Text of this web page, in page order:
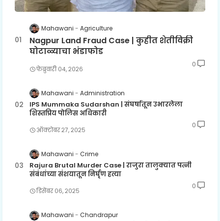
Mahawani Agriculture
Nagpur Land Fraud Case | कुहीत शेतीविक्री
घोटाळ्याचा भंडाफोड
फेब्रुवारी ०४, २०२६
0
Mahawani Administration
IPS Mummaka Sudarshan | संघर्षातून उभारलेला
शिस्तप्रिय पोलिस अधिकारी
ऑक्टोबर २७, २०२५
0
Mahawani Crime
Rajura Brutal Murder Case | राजुरा तालुक्यात पत्नी
संबंधांच्या संशयातून निर्घृण हत्या
डिसेंबर ०६, २०२५
0
Mahawani Chandrapur